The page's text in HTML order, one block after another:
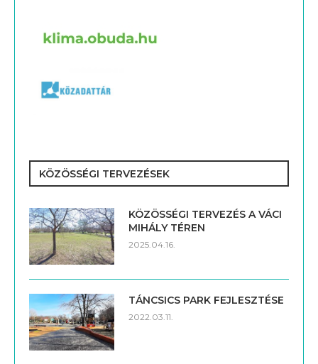
KÖZÖSSÉGI TERVEZÉSEK
KÖZÖSSÉGI TERVEZÉS A VÁCI
MIHÁLY TÉREN
2025.04.16.
TÁNCSICS PARK FEJLESZTÉSE
2022.03.11.